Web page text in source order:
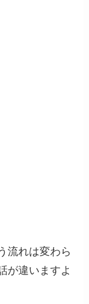
流れは変わら
が違いますよ